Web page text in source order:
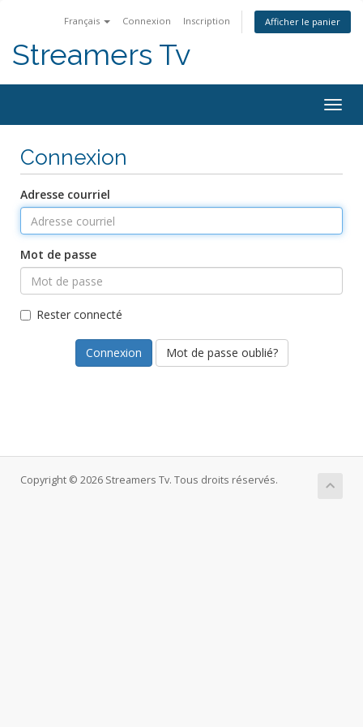
Français Connexion Inscription Afficher le panier
Streamers Tv
Connexion
Adresse courriel
Mot de passe
Rester connecté
Mot de passe oublié?
Copyright © 2026 Streamers Tv. Tous droits réservés.